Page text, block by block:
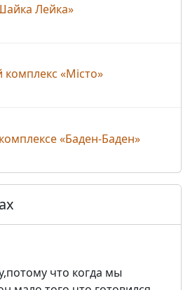
Лейка»
«Місто»
«Баден-Баден»
что когда мы